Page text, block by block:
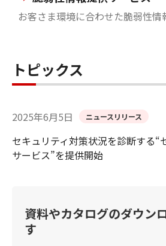
お客さま環境に合わせた脆弱性情
トピックス
2025年6月5日 ニュースリリース
セキュリティ対策状況を診断する“
サービス”を提供開始
資料やカタログのダウン
す